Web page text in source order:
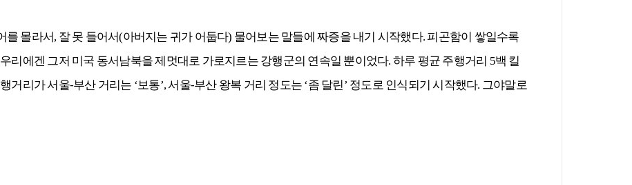
를 몰라서, 잘 못 들어서(아버지는 귀가 어둡다) 물어보는 말들에 짜증을 내기 시작했다. 피곤함이 쌓일수록
리에겐 그저 미국 동서남북을 제멋대로 가로지르는 강행군의 연속일 뿐이었다. 하루 평균 주행거리 5백 킬
거리가 서울-부산 거리는 ‘보통’, 서울-부산 왕복 거리 정도는 ‘좀 달린’ 정도로 인식되기 시작했다. 그야말로